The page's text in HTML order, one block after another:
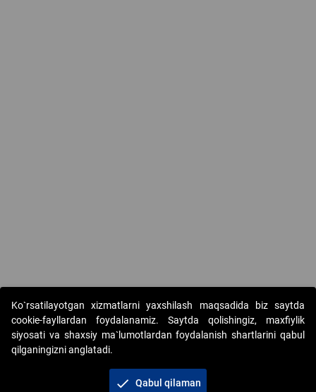
Copyright © 2017-2026. "Elektron onlayn-auksionlarni
tashkil etish" AJ. Barcha huquqlar himoyalangan
Ko`rsatilayotgan xizmatlarni yaxshilash maqsadida biz saytda
cookie-fayllardan foydalanamiz. Saytda qolishingiz, maxfiylik
siyosati va shaxsiy ma`lumotlardan foydalanish shartlarini qabul
qilganingizni anglatadi.
check Qabul qilaman